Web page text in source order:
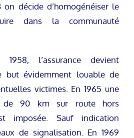
décide d’homogénéiser le
dans la communauté
l’assurance devient
but évidemment louable de
victimes. En 1965 une
de 90 km sur route hors
imposée. Sauf indication
de signalisation. En 1969